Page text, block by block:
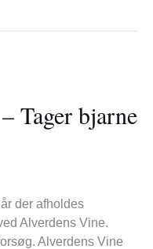
Tager bjarne
der afholdes
Alverdens Vine.
Alverdens Vine